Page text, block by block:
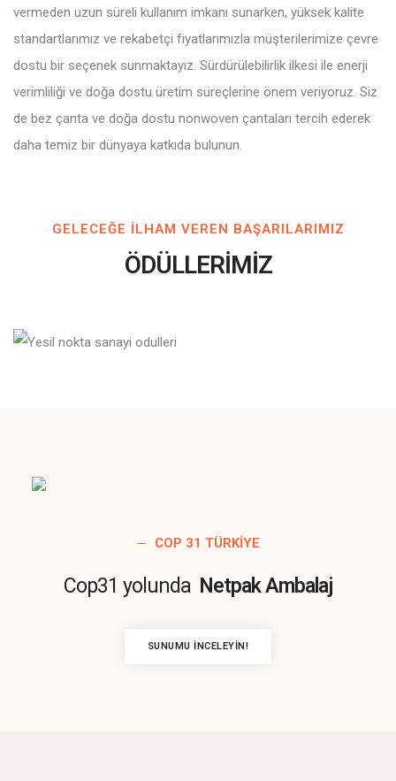
vermeden uzun süreli kullanım imkanı sunarken, yüksek kalite
standartlarımız ve rekabetçi fiyatlarımızla müşterilerimize çevre
dostu bir seçenek sunmaktayız. Sürdürülebilirlik ilkesi ile enerji
verimliliği ve doğa dostu üretim süreçlerine önem veriyoruz. Siz
de bez çanta ve doğa dostu nonwoven çantaları tercih ederek
daha temiz bir dünyaya katkıda bulunun.
GELECEĞE ILHAM VEREN BAŞARILARIMIZ
ÖDÜLLERİMİZ
COP 31 TÜRKIYE
Cop31 yolunda Netpak Ambalaj
SUNUMU İNCELEYIN!